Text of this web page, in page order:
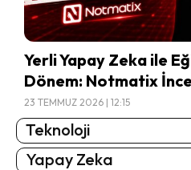
Yerli Yapay Zeka ile
Dönem: Notmatix
23 TEMMUZ 2026 | 12:15
Teknoloji
Yapay Zeka